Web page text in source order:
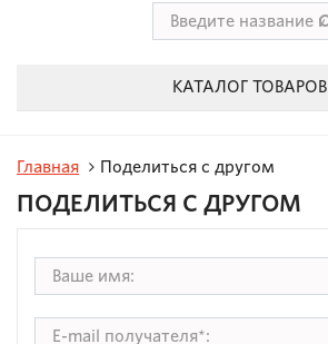
КАТАЛОГ ТОВАРОВ
Главная Поделиться с другом
ПОДЕЛИТЬСЯ С ДРУГОМ